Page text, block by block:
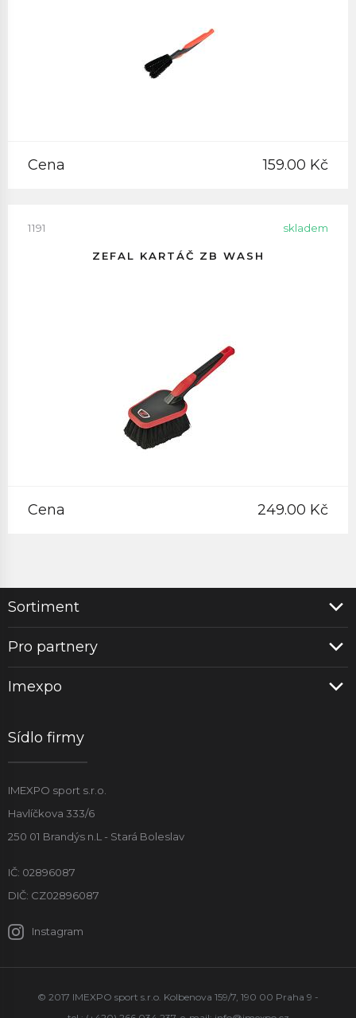
Cena 159.00 Kč
1191 skladem
ZEFAL KARTÁČ ZB WASH
Cena 249.00 Kč
Sortiment
Pro partnery
Imexpo
Sídlo firmy
IMEXPO sport s.r.o.
Havlíčkova 333/6
250 01 Brandýs n.L - Stará Boleslav
IČ: 02896087
DIČ: CZ02896087
Instagram
© 2017 IMEXPO sport s.r.o. Kolbenova 159/7, 190 00 Praha 9 -